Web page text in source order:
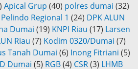
Apical Grup (40) polres dumai (32)
Pelindo Regional 1 (24) DPK ALUN
Dumai (19) KNPI Riau (17) Larsen
Riau (7) Kodim 0320/Dumai (7)
Tanah Dumai (6) Inong Fitriani (5)
Dumai (5) RGB(4) CSR(3) LHMB